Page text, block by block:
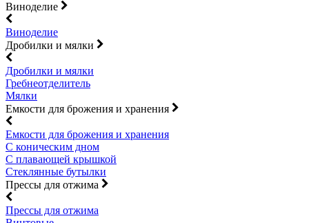
Виноделие
Виноделие
Дробилки и мялки
Дробилки и мялки
Гребнеотделитель
Мялки
Емкости для брожения и хранения
Емкости для брожения и хранения
С коническим дном
С плавающей крышкой
Стеклянные бутылки
Прессы для отжима
Прессы для отжима